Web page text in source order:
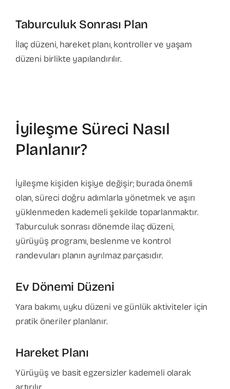
Taburculuk Sonrası Plan
İlaç düzeni, hareket planı, kontroller ve yaşam
düzeni birlikte yapılandırılır.
İyileşme Süreci Nasıl
Planlanır?
İyileşme kişiden kişiye değişir; burada önemli
olan, süreci doğru adımlarla yönetmek ve aşırı
yüklenmeden kademeli şekilde toparlanmaktır.
Taburculuk sonrası dönemde ilaç düzeni,
yürüyüş programı, beslenme ve kontrol
randevuları planın ayrılmaz parçasıdır.
Ev Dönemi Düzeni
Yara bakımı, uyku düzeni ve günlük aktiviteler için
pratik öneriler planlanır.
Hareket Planı
Yürüyüş ve basit egzersizler kademeli olarak